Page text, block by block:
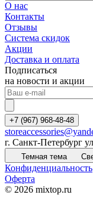
О нас
Контакты
Отзывы
Система скидок
Акции
Доставка и оплата
Подписаться
на новости и акции
+7 (967) 968-48-48
г. Санкт-Петербург
Темная тема
Конфиденциальность
Оферта
© 2026 mixtop.ru